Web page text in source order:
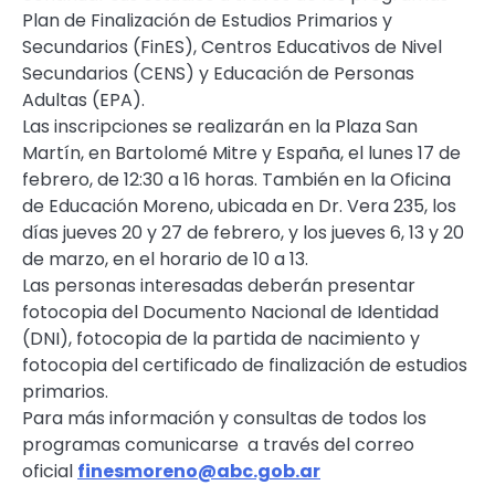
Plan de Finalización de Estudios Primarios y
Secundarios (FinES), Centros Educativos de Nivel
Secundarios (CENS) y Educación de Personas
Adultas (EPA).
Las inscripciones se realizarán en la Plaza San
Martín, en Bartolomé Mitre y España, el lunes 17 de
febrero, de 12:30 a 16 horas. También en la Oficina
de Educación Moreno, ubicada en Dr. Vera 235, los
días jueves 20 y 27 de febrero, y los jueves 6, 13 y 20
de marzo, en el horario de 10 a 13.
Las personas interesadas deberán presentar
fotocopia del Documento Nacional de Identidad
(DNI), fotocopia de la partida de nacimiento y
fotocopia del certificado de finalización de estudios
primarios.
Para más información y consultas de todos los
programas comunicarse a través del correo
oficial finesmoreno@abc.gob.ar